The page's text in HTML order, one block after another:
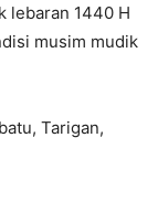
lebaran 1440 H
musim mudik
Tarigan,